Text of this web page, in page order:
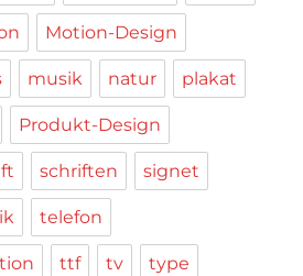
Motion-Design
musik natur plakat
Produkt-Design
schriften signet
telefon
ttf tv type